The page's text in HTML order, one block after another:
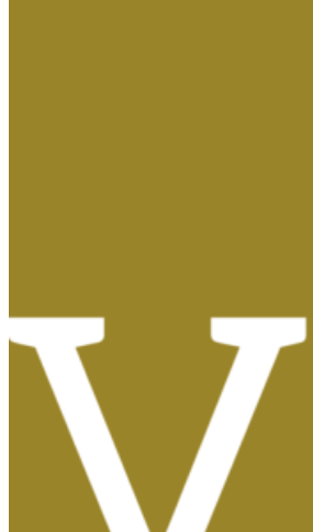
Tasas, Solicitud de Títulos y